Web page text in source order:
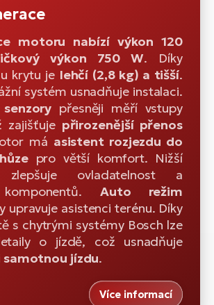
motoru nabízí výkon 120
výkon 750 W. Díky
krytu je lehčí (2,8 kg) a tišší.
systém usnadňuje instalaci.
přesněji měří vstupy
zajišťuje přirozenější přenos
má asistent rozjezdu do
pro větší komfort. Nižší
zlepšuje ovladatelnost a
Auto režim
upravuje asistenci terénu. Díky
s chytrými systémy Bosch lze
o jízdě, což usnadňuje
samotnou jízdu.
Více informací